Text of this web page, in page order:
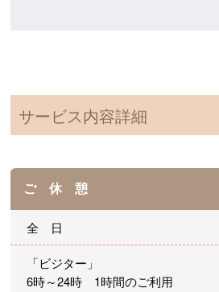
サービス内容詳細
ご 休 憩
全 日
「ビジター」
6時～24時 1時間のご利用